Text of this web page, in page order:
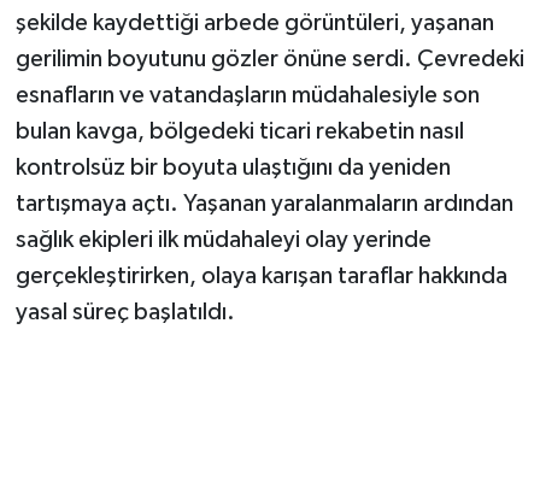
şekilde kaydettiği arbede görüntüleri, yaşanan
gerilimin boyutunu gözler önüne serdi. Çevredeki
esnafların ve vatandaşların müdahalesiyle son
bulan kavga, bölgedeki ticari rekabetin nasıl
kontrolsüz bir boyuta ulaştığını da yeniden
tartışmaya açtı. Yaşanan yaralanmaların ardından
sağlık ekipleri ilk müdahaleyi olay yerinde
gerçekleştirirken, olaya karışan taraflar hakkında
yasal süreç başlatıldı.